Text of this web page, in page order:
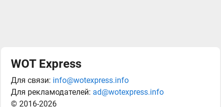
WOT Express
Для связи: info@wotexpress.info
Для рекламодателей: ad@wotexpress.info
© 2016-2026